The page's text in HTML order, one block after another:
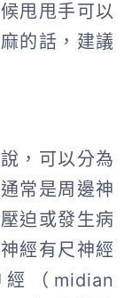
甩甩手可以
的話，建議
，可以分為
常是周邊神
迫或發生病
經有尺神經
（midian